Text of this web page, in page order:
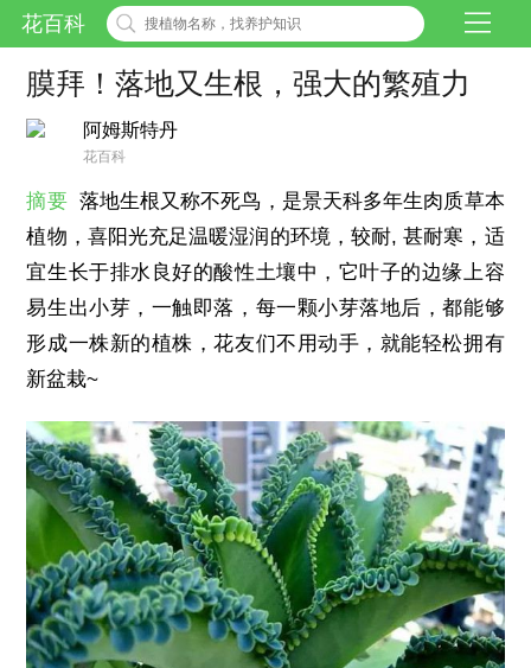
花百科
膜拜！落地又生根，强大的繁殖力
阿姆斯特丹
花百科
摘要 落地生根又称不死鸟，是景天科多年生肉质草本
植物，喜阳光充足温暖湿润的环境，较耐, 甚耐寒，适
宜生长于排水良好的酸性土壤中，它叶子的边缘上容
易生出小芽，一触即落，每一颗小芽落地后，都能够
形成一株新的植株，花友们不用动手，就能轻松拥有
新盆栽~